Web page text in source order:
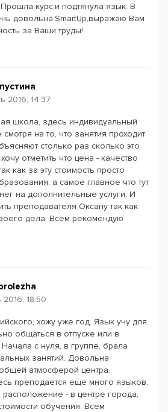
курс,и подтянула язык. В
довольна.SmartUp,выражаю Вам
за Ваши труды!
2016, 14:37
школа, здесь индивидуальный
на то, что занятия проходит
столько раз сколько это
отметить что цена - качество
как за эту стоимость просто
а самое главное что тут
на дополнительные услуги. И
преподавателя Оксану так как
дела. Всем рекомендую
18:50
хожу уже год. Язык учу для
общаться в отпуске или в
с нуля, в группе, брала
занятий. Довольна
атмосферой центра.
преподается еще много языков,
- в центре города,
обучения. Всем